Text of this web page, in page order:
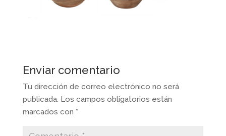
Enviar comentario
Tu dirección de correo electrónico no será
publicada. Los campos obligatorios están
marcados con *